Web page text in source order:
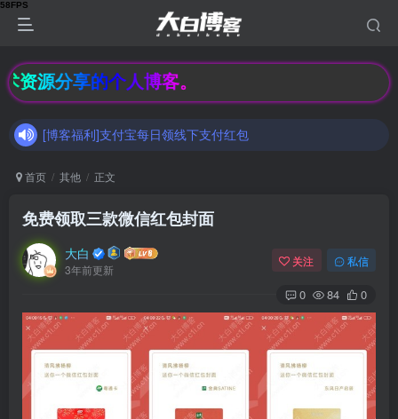
分享的个人博客。
[博客福利]支付宝每日领线下支付红包
加入大白博客官方交流群，和其他小伙伴们一起讨论交流吧（有隐藏羊毛福利哟）速速来吧
[博客福利]支付宝每日领线下支付红包
首页 其他 正文
免费领取三款微信红包封面
大白
3年前更新
关注 私信
0 84 0